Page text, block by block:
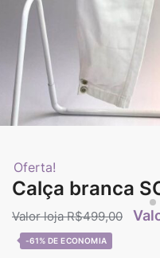
Oferta!
Calça branca
R$499,00
-61%